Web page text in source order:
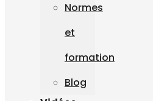
Normes
et
formation
Blog